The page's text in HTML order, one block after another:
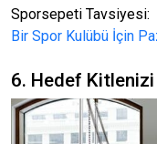
Sporsepeti Tavsiyesi:
Bir Spor Kulübü İçin
6. Hedef